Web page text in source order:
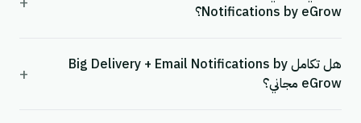
Notifications by eGrow؟
هل تكامل Big Delivery + Email Notifications by
eGrow مجاني؟
+